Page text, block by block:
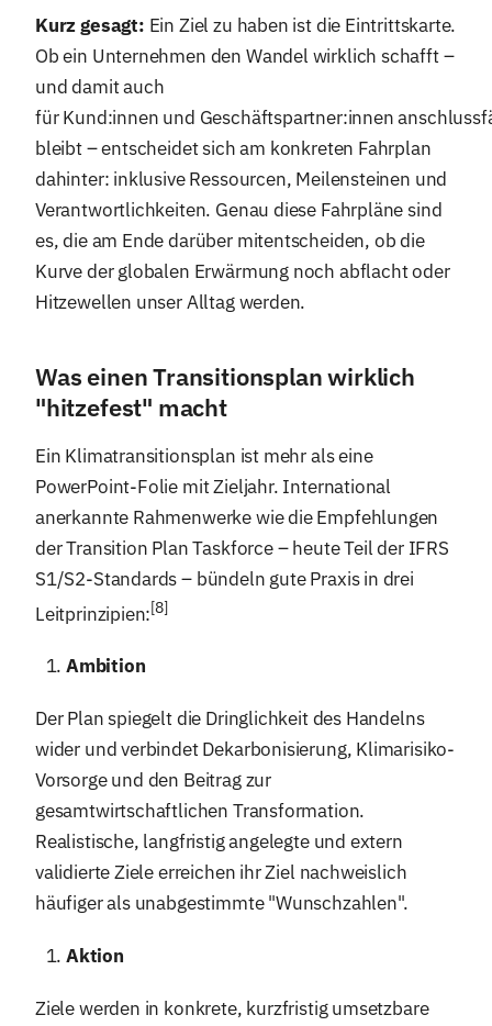
Kurz gesagt: Ein Ziel zu haben ist die Eintrittskarte.
Ob ein Unternehmen den Wandel wirklich schafft –
und damit auch
für Kund:innen und Geschäftspartner:innen
bleibt – entscheidet sich am konkreten Fahrplan
dahinter: inklusive Ressourcen, Meilensteinen und
Verantwortlichkeiten. Genau diese Fahrpläne sind
es, die am Ende darüber mitentscheiden, ob die
Kurve der globalen Erwärmung noch abflacht oder
Hitzewellen unser Alltag werden.
Was einen Transitionsplan wirklich
"hitzefest" macht
Ein Klimatransitionsplan ist mehr als eine
PowerPoint-Folie mit Zieljahr. International
anerkannte Rahmenwerke wie die Empfehlungen
der Transition Plan Taskforce – heute Teil der IFRS
S1/S2-Standards – bündeln gute Praxis in drei
Leitprinzipien:[8]
Ambition
Der Plan spiegelt die Dringlichkeit des Handelns
wider und verbindet Dekarbonisierung, Klimarisiko-
Vorsorge und den Beitrag zur
gesamtwirtschaftlichen Transformation.
Realistische, langfristig angelegte und extern
validierte Ziele erreichen ihr Ziel nachweislich
häufiger als unabgestimmte "Wunschzahlen".
Aktion
Ziele werden in konkrete, kurzfristig umsetzbare